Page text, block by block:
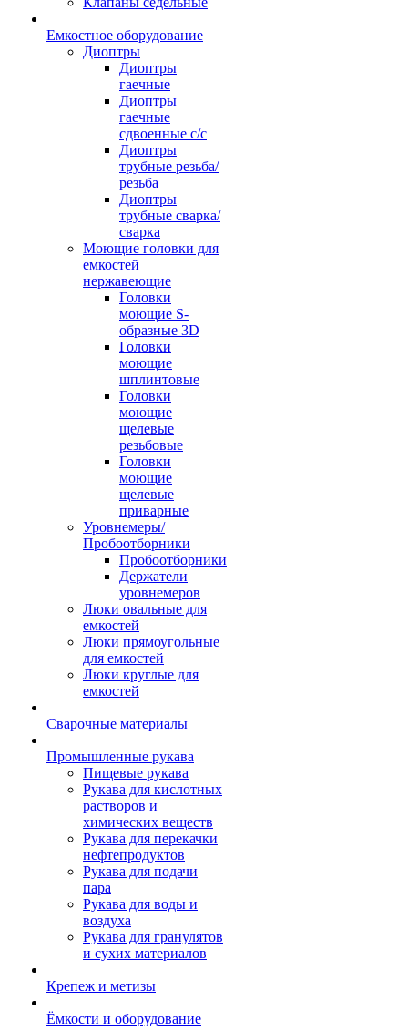
Емкостное оборудование
Диоптры
Диоптры
гаечные
Диоптры
гаечные
сдвоенные c/c
Диоптры
трубные резьба/
резьба
Диоптры
трубные сварка/
сварка
Моющие головки для
емкостей
нержавеющие
Головки
моющие S-
образные 3D
Головки
моющие
шплинтовые
Головки
моющие
щелевые
резьбовые
Головки
моющие
щелевые
приварные
Уровнемеры/
Пробоотборники
Пробоотборники
Держатели
уровнемеров
Люки овальные для
емкостей
Люки прямоугольные
для емкостей
Люки круглые для
емкостей
Сварочные материалы
Промышленные рукава
Пищевые рукава
Рукава для кислотных
растворов и
химических веществ
Рукава для перекачки
нефтепродуктов
Рукава для подачи
пара
Рукава для воды и
воздуха
Рукава для гранулятов
и сухих материалов
Крепеж и метизы
Ёмкости и оборудование